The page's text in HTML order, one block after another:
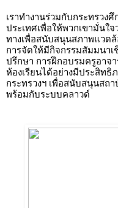
เราทำงานร่วมกับกระทรวง
ประเทศเพื่อให้พวกเขามั่นใ
ทางเพื่อสนับสนุนสภาพแวด
การจัดให้มีกิจกรรมสัมมนา
ปรึกษา การฝึกอบรมครูอาจ
ห้องเรียนได้อย่างมีประสิท
กระทรวงฯ เพื่อสนับสนุนสถ
พร้อมกับระบบคลาวด์